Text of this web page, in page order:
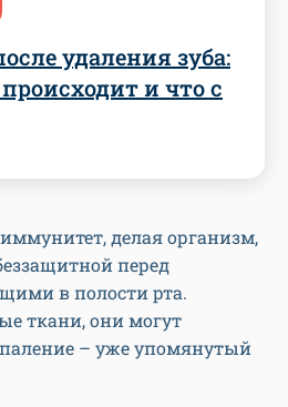
удаления зуба:
и что с
делая организм,
перед
в полости рта.
ткани, они могут
– уже упомянутый